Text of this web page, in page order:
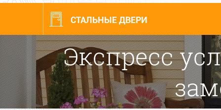
СТАЛЬНЫЕ ДВЕРИ
Экспресс